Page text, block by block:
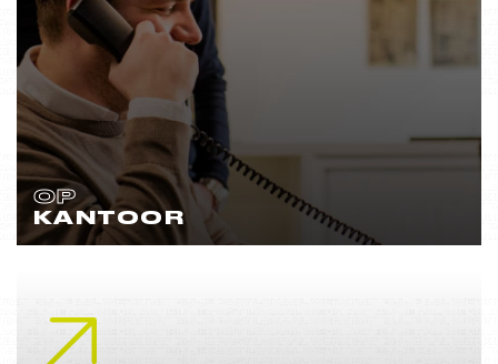
OP
KANTOOR